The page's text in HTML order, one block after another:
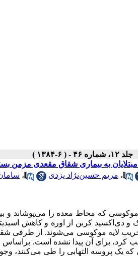
جلد ۱۲، شماره ۴۶ - ( ۶-۱۳۸۴ )
مبتلایان به بیماری شقاق مقعدی
، مریم حسین‌نژاد یزدی ،
که مخاط معده را می‌پوشاند و
و دی‌اکسید کربن از اوره و کاهش
لایه موکوسی می‌شوند. از طرفی
کرد، برای آن پیدا نشده است. براساس
یک پروسه التهابی را طی می‌کنند،